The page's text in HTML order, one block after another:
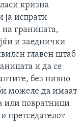
кризна
ја испрати
на границата,
и заеднички
главен штаб
и да се
без нивно
можеле да имаат
или повратници
претседателот